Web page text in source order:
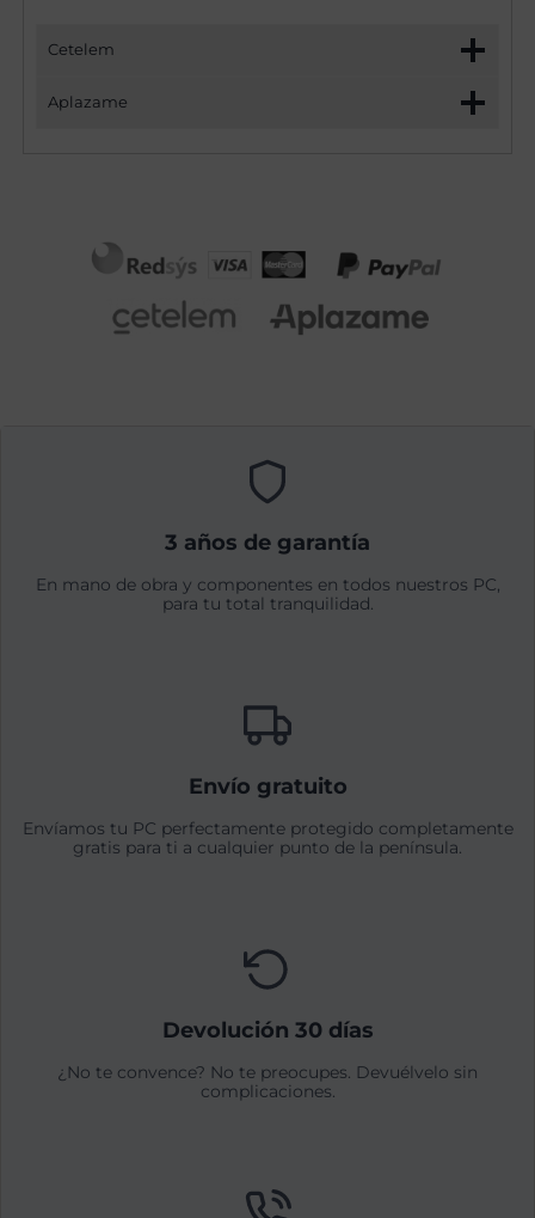
Cetelem
Aplazame
3 años de garantía
En mano de obra y componentes en todos nuestros PC,
para tu total tranquilidad.
Envío gratuito
Envíamos tu PC perfectamente protegido completamente
gratis para ti a cualquier punto de la península.
Devolución 30 días
¿No te convence? No te preocupes. Devuélvelo sin
complicaciones.